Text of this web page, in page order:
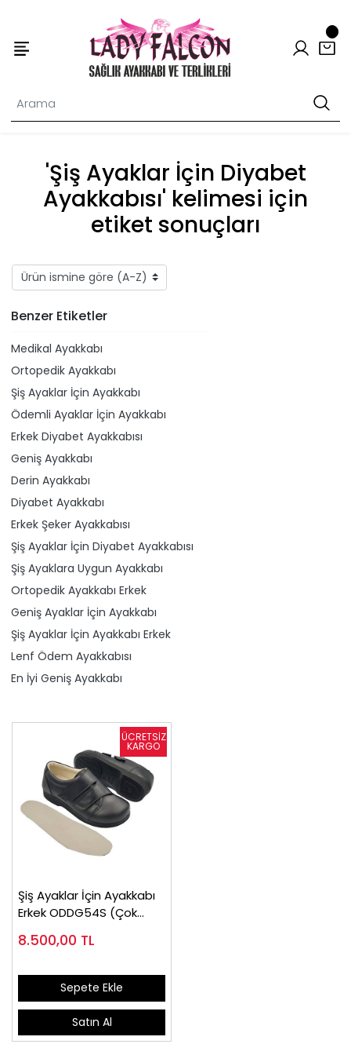
'Şiş Ayaklar İçin Diyabet
Ayakkabısı' kelimesi için
etiket sonuçları
Benzer Etiketler
Medikal Ayakkabı
Ortopedik Ayakkabı
Şiş Ayaklar İçin Ayakkabı
Ödemli Ayaklar İçin Ayakkabı
Erkek Diyabet Ayakkabısı
Geniş Ayakkabı
Derin Ayakkabı
Diyabet Ayakkabı
Erkek Şeker Ayakkabısı
Şiş Ayaklar İçin Diyabet Ayakkabısı
Şiş Ayaklara Uygun Ayakkabı
Ortopedik Ayakkabı Erkek
Geniş Ayaklar İçin Ayakkabı
Şiş Ayaklar İçin Ayakkabı Erkek
Lenf Ödem Ayakkabısı
En İyi Geniş Ayakkabı
Şiş Ayaklar İçin Ayakkabı
Erkek ODDG54S (Çok
8.500,00 TL
Sepete Ekle
Satın Al